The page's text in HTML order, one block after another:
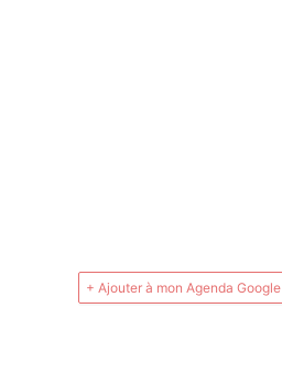
+ Ajouter à mon Agenda Google